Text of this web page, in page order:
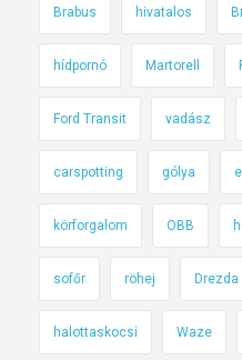
Brabus hivatalos
hídpornó Martorell
Ford Transit vadász
carspotting gólya
körforgalom OBB
sofőr röhej Drezda
halottaskocsi Waze